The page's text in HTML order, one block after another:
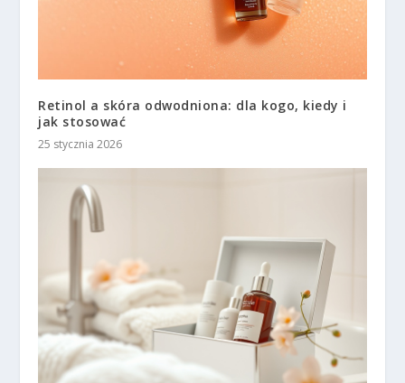
Retinol a skóra odwodniona: dla kogo, kiedy i
jak stosować
25 stycznia 2026